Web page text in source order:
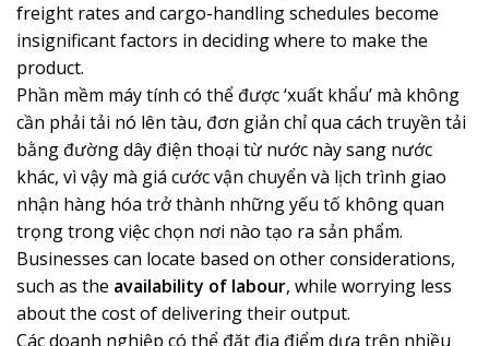
freight rates and cargo-handling schedules become
insignificant factors in deciding where to make the
product.
Phần mềm máy tính có thể được ‘xuất khẩu’ mà không
cần phải tải nó lên tàu, đơn giản chỉ qua cách truyền tải
bằng đường dây điện thoại từ nước này sang nước
khác, vì vậy mà giá cước vận chuyển và lịch trình giao
nhận hàng hóa trở thành những yếu tố không quan
trọng trong việc chọn nơi nào tạo ra sản phẩm.
Businesses can locate based on other considerations,
such as the availability of labour, while worrying less
about the cost of delivering their output.
Các doanh nghiệp có thể đặt địa điểm dựa trên nhiều